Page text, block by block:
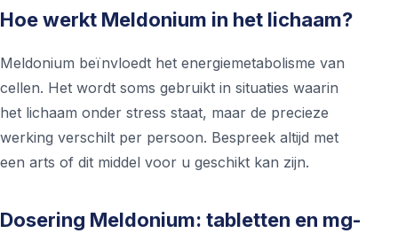
Hoe werkt Meldonium in het lichaam?
Meldonium beïnvloedt het energiemetabolisme van
cellen. Het wordt soms gebruikt in situaties waarin
het lichaam onder stress staat, maar de precieze
werking verschilt per persoon. Bespreek altijd met
een arts of dit middel voor u geschikt kan zijn.
Dosering Meldonium: tabletten en mg-